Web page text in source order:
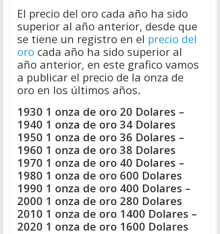
El precio del oro cada año ha sido
superior al año anterior, desde que
se tiene un registro en el precio del
oro cada año ha sido superior al
año anterior, en este grafico vamos
a publicar el precio de la onza de
oro en los últimos años.
1930 1 onza de oro 20 Dolares –
1940 1 onza de oro 34 Dolares
1950 1 onza de oro 36 Dolares –
1960 1 onza de oro 38 Dolares
1970 1 onza de oro 40 Dolares –
1980 1 onza de oro 600 Dolares
1990 1 onza de oro 400 Dolares –
2000 1 onza de oro 280 Dolares
2010 1 onza de oro 1400 Dolares –
2020 1 onza de oro 1600 Dolares